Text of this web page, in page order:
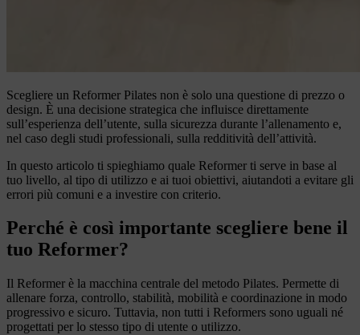
Scegliere un Reformer Pilates non è solo una questione di prezzo o
design. È una decisione strategica che influisce direttamente
sull’esperienza dell’utente, sulla sicurezza durante l’allenamento e,
nel caso degli studi professionali, sulla redditività dell’attività.
In questo articolo ti spieghiamo quale Reformer ti serve in base al
tuo livello, al tipo di utilizzo e ai tuoi obiettivi, aiutandoti a evitare gli
errori più comuni e a investire con criterio.
Perché è così importante scegliere bene il
tuo Reformer?
Il Reformer è la macchina centrale del metodo Pilates. Permette di
allenare forza, controllo, stabilità, mobilità e coordinazione in modo
progressivo e sicuro. Tuttavia, non tutti i Reformers sono uguali né
progettati per lo stesso tipo di utente o utilizzo.